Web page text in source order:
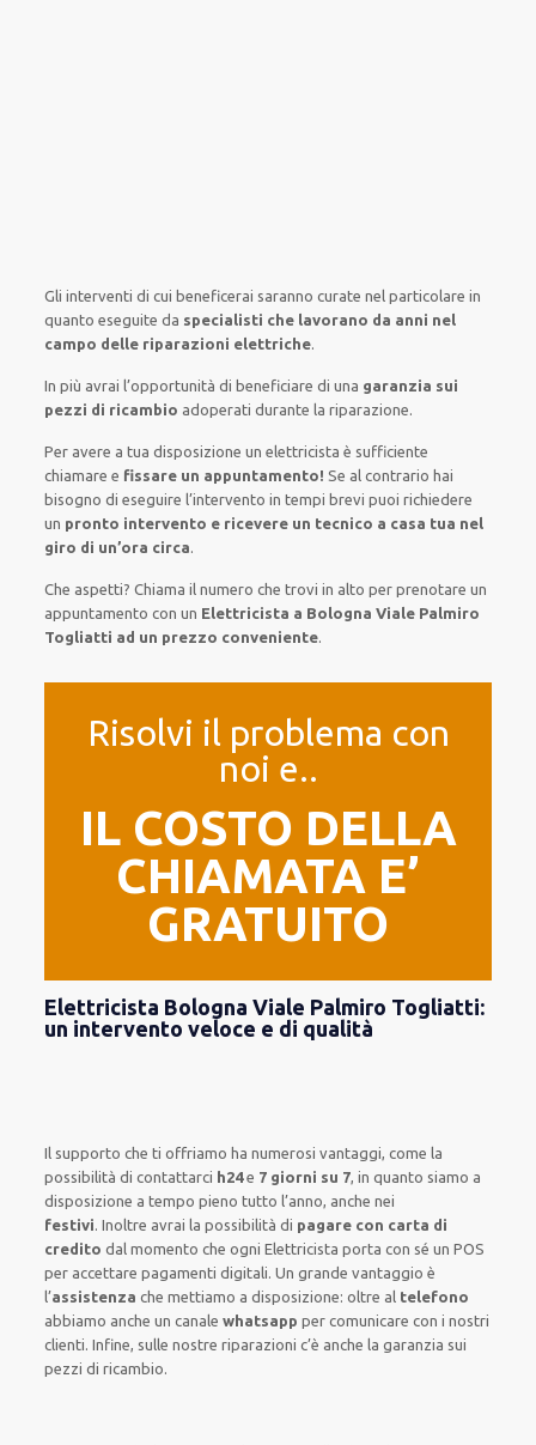
Gli interventi di cui beneficerai sarannocurate nel particolare in
quanto eseguite da specialisti che lavorano da anni nel
campo delle riparazioni elettriche.
In più avrai l’opportunità di beneficiare di una garanzia sui
pezzi di ricambio adoperati durante la riparazione.
Per avere a tua disposizione un elettricistaè sufficiente
chiamare e fissare un appuntamento! Se al contrario hai
bisogno dieseguire l’intervento in tempi brevi puoi richiedere
un pronto intervento e ricevere un tecnico a casa tua nel
giro di un’ora circa.
Che aspetti? Chiama il numero che trovi in alto per prenotare un
appuntamento con un Elettricista a Bologna Viale Palmiro
Togliatti ad un prezzo conveniente.
Risolvi il problema con
noi e..
IL COSTO DELLA
CHIAMATA E’
GRATUITO
Elettricista Bologna Viale Palmiro Togliatti:
un intervento veloce e di qualità
Il supporto che tioffriamo ha numerosi vantaggi, come la
possibilità di contattarci h24e 7 giorni su 7, in quanto siamo a
disposizione a tempo pieno tutto l’anno, anche nei
festivi.Inoltre avrai la possibilità di pagare con carta di
credito dal momento che ogni Elettricistaporta con séun POS
per accettare pagamentidigitali.Un grande vantaggio è
l’assistenza che mettiamo a disposizione: oltre al telefono
abbiamo anche uncanale whatsappper comunicare con i nostri
clienti.Infine, sulle nostre riparazioni c’è anche lagaranzia sui
pezzi di ricambio.